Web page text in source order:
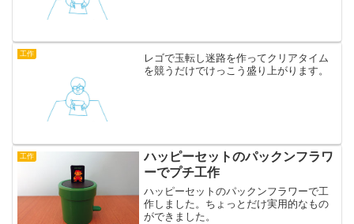
工作
レゴで玉転し迷路を作ってクリアタイム
を競うだけでけっこう盛り上がります。
工作
ハッピーセットのパックンフラワ
ーでプチ工作
ハッピーセットのパックンフラワーで工
作しました。ちょっとだけ実用的なもの
ができました。